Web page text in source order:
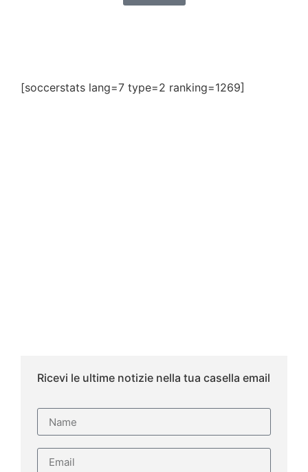
[soccerstats lang=7 type=2 ranking=1269]
Ricevi le ultime notizie nella tua casella email